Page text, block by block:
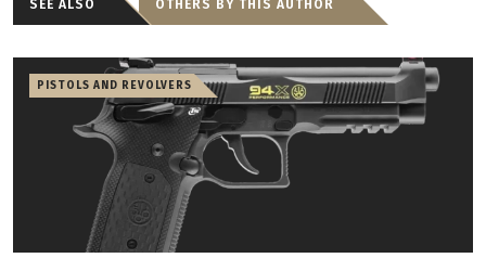
SEE ALSO OTHERS BY THIS AUTHOR
PISTOLS AND REVOLVERS